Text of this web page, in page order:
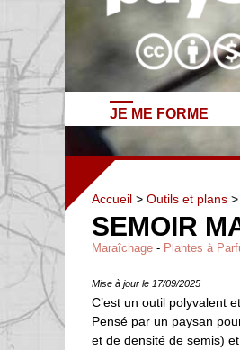
JE ME FORME
Accueil > Outils et plans
SEMOIR
Maraîchage - Plantes à
Mise à jour le 17/09/2025
C’est un outil polyvalent
Pensé par un paysan
et de densité de semis)